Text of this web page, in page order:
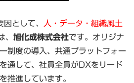
として、
人・データ・組織風土
、 旭化成株式会社です。オリジナ
制度の導入、共通プラットフォー
通して、社員全員がDXをリード
推進しています。